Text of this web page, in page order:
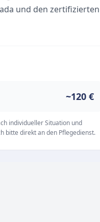
und den zertifizierten
geduldige und
Angebot
in der Stephanstr. 38
~120 €
individueller Situation und
bitte direkt an den Pflegedienst.